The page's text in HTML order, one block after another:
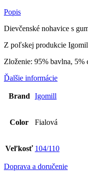
Popis
Dievčenské nohavice s
Z poľskej produkcie
Zloženie: 95% bavlna, 5%
Ďalšie informácie
Brand Igomill
Color Fialová
Veľkosť 104/110
Doprava a doručenie